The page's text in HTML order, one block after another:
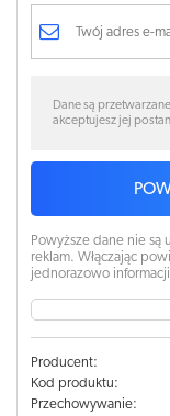
Dane są
akceptujesz jej
Powyższe dane nie są
reklam. Włączając
jednorazowo
Producent:
Kod produktu:
Przechowywanie: